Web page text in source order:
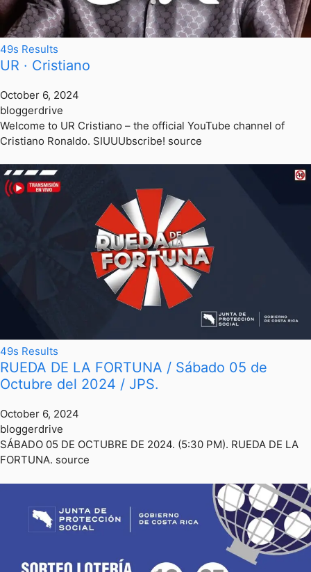
49s Results
UR · Cristiano
October 6, 2024
bloggerdrive
Welcome to UR Cristiano – the official YouTube channel of
Cristiano Ronaldo. SIUUUbscribe! source
49s Results
RUEDA DE LA FORTUNA / Sábado 05 de
Octubre del 2024 / JPS.
October 6, 2024
bloggerdrive
SÁBADO 05 DE OCTUBRE DE 2024. (5:30 PM). RUEDA DE LA
FORTUNA. source